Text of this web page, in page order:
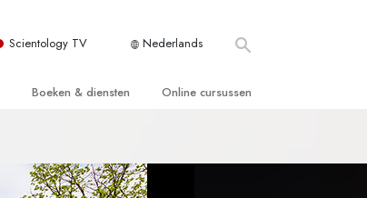
Scientology TV Nederlands
Boeken & diensten Online cursussen
De Drijfveren van het Bestaan